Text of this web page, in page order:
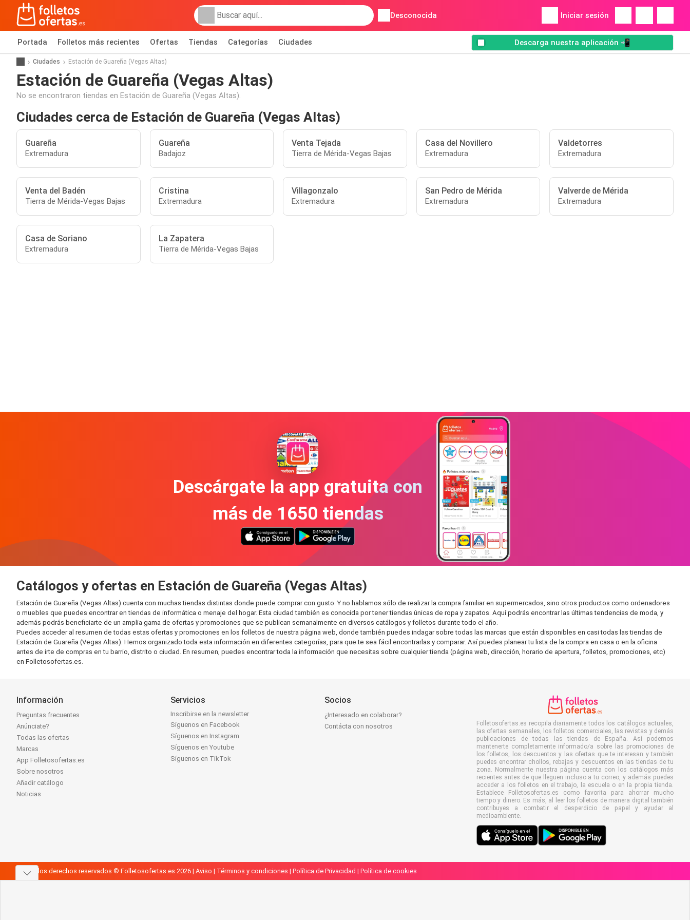
Desconocida Iniciar sesión
Portada Folletos más recientes Ofertas Tiendas Categorías Ciudades Descarga nuestra aplicación 📲
Ciudades Estación de Guareña (Vegas Altas)
Estación de Guareña (Vegas Altas)
No se encontraron tiendas en Estación de Guareña (Vegas Altas).
Ciudades cerca de Estación de Guareña (Vegas Altas)
Guareña
Extremadura
Guareña
Badajoz
Venta Tejada
Tierra de Mérida-Vegas Bajas
Casa del Novillero
Extremadura
Valdetorres
Extremadura
Venta del Badén
Tierra de Mérida-Vegas Bajas
Cristina
Extremadura
Villagonzalo
Extremadura
San Pedro de Mérida
Extremadura
Valverde de Mérida
Extremadura
Casa de Soriano
Extremadura
La Zapatera
Tierra de Mérida-Vegas Bajas
Descárgate la app gratuita con
más de 1650 tiendas
Catálogos y ofertas en Estación de Guareña (Vegas Altas)
Estación de Guareña (Vegas Altas) cuenta con muchas tiendas distintas donde puede comprar con gusto. Y no hablamos sólo de realizar la compra familiar en supermercados, sino otros productos como ordenadores
o muebles que puedes encontrar en tiendas de informática o menaje del hogar. Esta ciudad también es conocida por tener tiendas únicas de ropa y zapatos. Aquí podrás encontrar las últimas tendencias de moda, y
además podrás beneficiarte de un amplia gama de ofertas y promociones que se publican semanalmente en diversos catálogos y folletos durante todo el año.
Puedes acceder al resumen de todas estas ofertas y promociones en los folletos de nuestra página web, donde también puedes indagar sobre todas las marcas que están disponibles en casi todas las tiendas de
Estación de Guareña (Vegas Altas). Hemos organizado toda esta información en diferentes categorías, para que te sea fácil encontrarlas y comparar. Así puedes planear tu lista de la compra en casa o en la oficina
antes de irte de compras en tu barrio, distrito o ciudad. En resumen, puedes encontrar toda la información que necesitas sobre cualquier tienda (página web, dirección, horario de apertura, folletos, promociones, etc)
en Folletosofertas.es.
Información
Preguntas frecuentes
Anúnciate?
Todas las ofertas
Marcas
App Folletosofertas.es
Sobre nosotros
Añadir catálogo
Noticias
Servicios
Inscribirse en la newsletter
Síguenos en Facebook
Síguenos en Instagram
Síguenos en Youtube
Síguenos en TikTok
Socios
¿Interesado en colaborar?
Contácta con nosotros
Folletosofertas.es recopila diariamente todos los catálogos actuales,
las ofertas semanales, los folletos comerciales, las revistas y demás
publicaciones de todas las tiendas de España. Así podemos
mantenerte completamente informado/a sobre las promociones de
los folletos, los descuentos y las ofertas que te interesan y también
puedes encontrar chollos, rebajas y descuentos en las tiendas de tu
zona. Normalmente nuestra página cuenta con los catálogos más
recientes antes de que lleguen incluso a tu correo, y además puedes
acceder a los folletos en el trabajo, la escuela o en la propia tienda.
Establece Folletosofertas.es como favorita para ahorrar mucho
tiempo y dinero. Es más, al leer los folletos de manera digital también
contribuyes a combatir el desperdicio de papel y ayudar al
medioambiente.
Todos los derechos reservados © Folletosofertas.es 2026 | Aviso | Términos y condiciones | Política de Privacidad | Política de cookies